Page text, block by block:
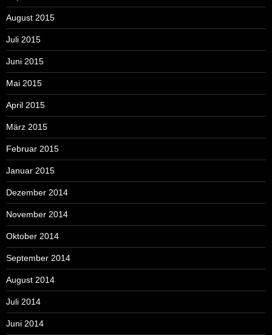
August 2015
Juli 2015
Juni 2015
Mai 2015
April 2015
März 2015
Februar 2015
Januar 2015
Dezember 2014
November 2014
Oktober 2014
September 2014
August 2014
Juli 2014
Juni 2014